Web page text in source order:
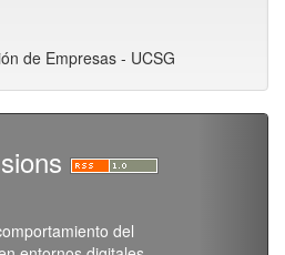
de Empresas - UCSG
del